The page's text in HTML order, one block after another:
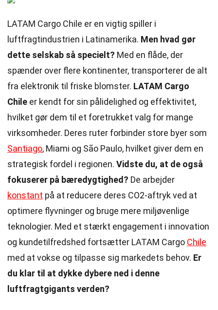
LATAM Cargo Chile er en vigtig spiller i
luftfragtindustrien i Latinamerika. Men hvad gør
dette selskab så specielt? Med en flåde, der
spænder over flere kontinenter, transporterer de alt
fra elektronik til friske blomster. LATAM Cargo
Chile er kendt for sin pålidelighed og effektivitet,
hvilket gør dem til et foretrukket valg for mange
virksomheder. Deres ruter forbinder store byer som
Santiago, Miami og São Paulo, hvilket giver dem en
strategisk fordel i regionen. Vidste du, at de også
fokuserer på bæredygtighed? De arbejder
konstant på at reducere deres CO2-aftryk ved at
optimere flyvninger og bruge mere miljøvenlige
teknologier. Med et stærkt engagement i innovation
og kundetilfredshed fortsætter LATAM Cargo Chile
med at vokse og tilpasse sig markedets behov. Er
du klar til at dykke dybere ned i denne
luftfragtgigants verden?